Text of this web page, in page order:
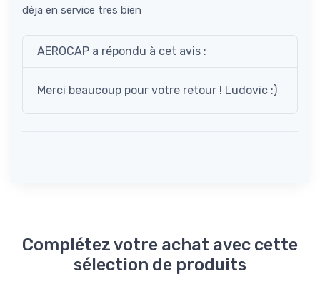
déja en service tres bien
AEROCAP a répondu à cet avis :
Merci beaucoup pour votre retour ! Ludovic :)
Complétez votre achat avec cette
sélection de produits